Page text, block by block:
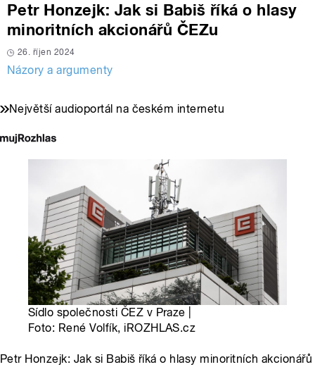
Petr Honzejk: Jak si Babiš říká o hlasy
minoritních akcionářů ČEZu
26. říjen 2024
Názory a argumenty
Největší audioportál na českém internetu
Sídlo společnosti ČEZ v Praze |
Foto: René Volfík, iROZHLAS.cz
Petr Honzejk: Jak si Babiš říká o hlasy minoritních akcionářů